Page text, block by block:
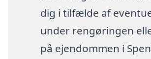
dig i tilfælde af
under rengøringen
på ejendommen i